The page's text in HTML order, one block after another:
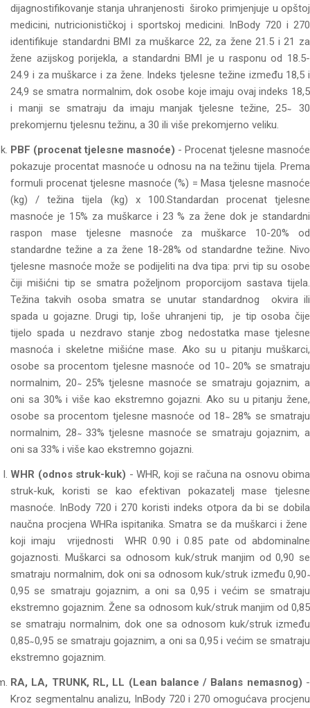
dijagnostifikovanje stanja uhranjenosti široko primjenjuje u opštoj
medicini, nutricionističkoj i sportskoj medicini. InBody 720 i 270
identifikuje standardni BMI za muškarce 22, za žene 21.5 i 21 za
žene azijskog porijekla, a standardni BMI je u rasponu od 18.5-
24.9 i za muškarce i za žene. Indeks tjelesne težine između 18,5 i
24,9 se smatra normalnim, dok osobe koje imaju ovaj indeks 18,5
i manji se smatraju da imaju manjak tjelesne težine, 25 ̴ 30
prekomjernu tjelesnu težinu, a 30 ili više prekomjerno veliku.
PBF (procenat tjelesne masnoće) - Procenat tjelesne masnoće
pokazuje procentat masnoće u odnosu na na težinu tijela. Prema
formuli procenat tjelesne masnoće (%) = Masa tjelesne masnoće
(kg) / težina tijela (kg) x 100.Standardan procenat tjelesne
masnoće je 15% za muškarce i 23 % za žene dok je standardni
raspon mase tjelesne masnoće za muškarce 10-20% od
standardne težine a za žene 18-28% od standardne težine. Nivo
tjelesne masnoće može se podijeliti na dva tipa: prvi tip su osobe
čiji mišićni tip se smatra poželjnom proporcijom sastava tijela.
Težina takvih osoba smatra se unutar standardnog okvira ili
spada u gojazne. Drugi tip, loše uhranjeni tip, je tip osoba čije
tijelo spada u nezdravo stanje zbog nedostatka mase tjelesne
masnoća i skeletne mišićne mase. Ako su u pitanju muškarci,
osobe sa procentom tjelesne masnoće od 10 ̴ 20% se smatraju
normalnim, 20 ̴ 25% tjelesne masnoće se smatraju gojaznim, a
oni sa 30% i više kao ekstremno gojazni. Ako su u pitanju žene,
osobe sa procentom tjelesne masnoće od 18 ̴ 28% se smatraju
normalnim, 28 ̴ 33% tjelesne masnoće se smatraju gojaznim, a
oni sa 33% i više kao ekstremno gojazni.
WHR (odnos struk-kuk) - WHR, koji se računa na osnovu obima
struk-kuk, koristi se kao efektivan pokazatelj mase tjelesne
masnoće. InBody 720 i 270 koristi indeks otpora da bi se dobila
naučna procjena WHRa ispitanika. Smatra se da muškarci i žene
koji imaju vrijednosti WHR 0.90 i 0.85 pate od abdominalne
gojaznosti. Muškarci sa odnosom kuk/struk manjim od 0,90 se
smatraju normalnim, dok oni sa odnosom kuk/struk između 0,90 ̴
0,95 se smatraju gojaznim, a oni sa 0,95 i većim se smatraju
ekstremno gojaznim. Žene sa odnosom kuk/struk manjim od 0,85
se smatraju normalnim, dok one sa odnosom kuk/struk između
0,85 ̴ 0,95 se smatraju gojaznim, a oni sa 0,95 i većim se smatraju
ekstremno gojaznim.
RA, LA, TRUNK, RL, LL (Lean balance / Balans nemasnog) -
Kroz segmentalnu analizu, InBody 720 i 270 omogućava procjenu